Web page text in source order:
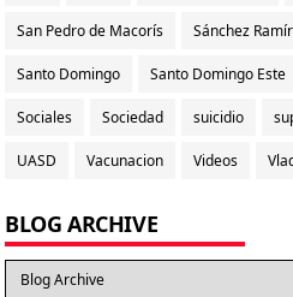
San Pedro de Macorís Sánchez
Santo Domingo Santo Domingo Este
Sociales Sociedad suicidio
UASD Vacunacion Videos
BLOG ARCHIVE